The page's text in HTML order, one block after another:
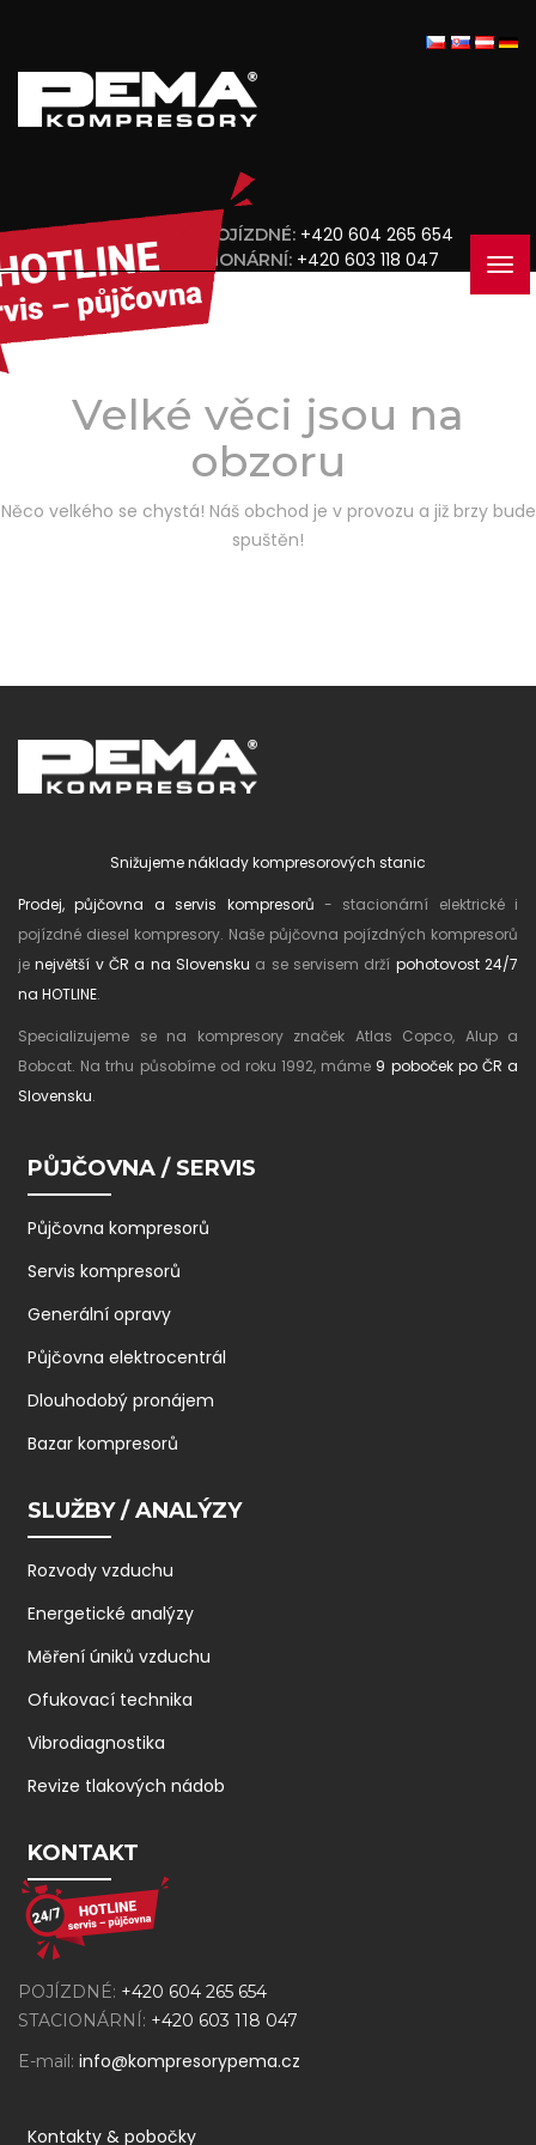
POJÍZDNÉ: +420 604 265 654
STACIONÁRNÍ: +420 603 118 047
Velké věci jsou na
obzoru
Něco velkého se chystá! Náš obchod je v provozu a již brzy bude
spuštěn!
Snižujeme náklady kompresorových stanic
Prodej, půjčovna a servis kompresorů - stacionární elektrické i
pojízdné diesel kompresory. Naše půjčovna pojízdných kompresorů
jenejvětší v ČR a na Slovensku a se servisem drží pohotovost 24/7
na HOTLINE.
Specializujeme se na kompresory značek Atlas Copco, Alup a
Bobcat. Na trhu působíme od roku 1992, máme 9 poboček po ČR a
Slovensku.
PŮJČOVNA / SERVIS
Půjčovna kompresorů
Servis kompresorů
Generální opravy
Půjčovna elektrocentrál
Dlouhodobý pronájem
Bazar kompresorů
SLUŽBY / ANALÝZY
Rozvody vzduchu
Energetické analýzy
Měření úniků vzduchu
Ofukovací technika
Vibrodiagnostika
Revize tlakových nádob
KONTAKT
POJÍZDNÉ: +420 604 265 654
STACIONÁRNÍ: +420 603 118 047
E-mail: info@kompresorypema.cz
Kontakty & pobočky